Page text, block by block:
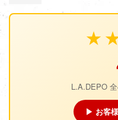
L.A.DEPO
▶ お客